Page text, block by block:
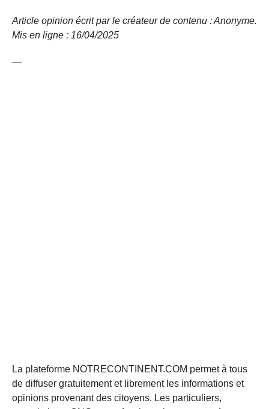
Article opinion écrit par le créateur de contenu : Anonyme.
Mis en ligne : 16/04/2025
—
La plateforme NOTRECONTINENT.COM permet à tous
de diffuser gratuitement et librement les informations et
opinions provenant des citoyens. Les particuliers,